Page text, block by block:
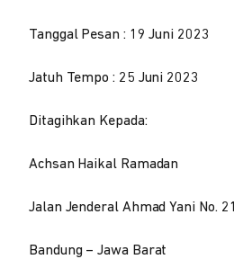
Tanggal Pesan : 19 Juni 2023
Jatuh Tempo : 25 Juni 2023
Ditagihkan Kepada:
Achsan Haikal Ramadan
Jalan Jenderal Ahmad Yani No. 21
Bandung – Jawa Barat